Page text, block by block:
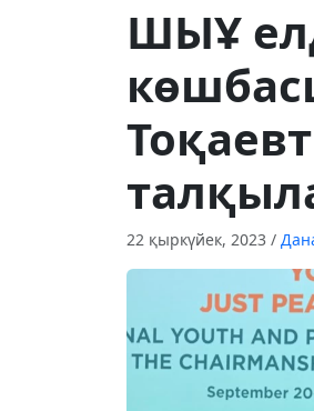
ШЫҰ
22 қыркүйек, 2023 /